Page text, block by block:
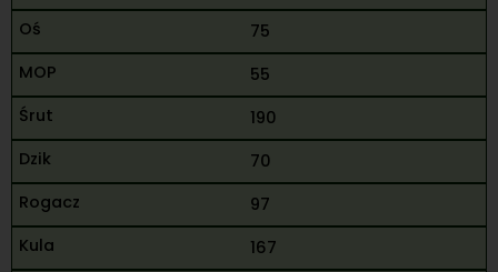
75
55
190
70
97
167